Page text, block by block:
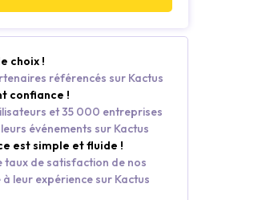
choix !
référencés sur Kactus
confiance !
et 35 000 entreprises
événements sur Kactus
est simple et fluide !
taux de satisfaction de nos
à leur expérience sur Kactus